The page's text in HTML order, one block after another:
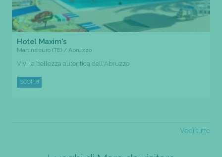
Hotel Maxim's
Martinsicuro (TE) / Abruzzo
Vivi la bellezza autentica dell'Abruzzo
SCOPRI
Vedi tutte